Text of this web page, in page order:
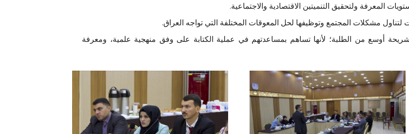
المعرفة ولتحقيق التنميتين الاقتصادية والاجتماعية.
لتناول مشكلات المجتمع وتوظيفها لحل المعوقات المختلفة التي تواجه العراق.
أوسع من الطلبة؛ لأنها تساهم بمساعدتهم في عملية الكتابة على وفق منهجية علمية، ومعرفة